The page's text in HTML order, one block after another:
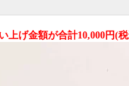
げ金額が合計10,000円(